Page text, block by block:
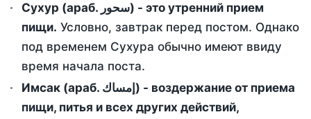
Сухур (араб. سحور) - это утренний прием
пищи. Условно, завтрак перед постом. Однако
под временем Сухура обычно имеют ввиду
время начала поста.
Имсак (араб. إمساك) - воздержание от приема
пищи, питья и всех других действий,